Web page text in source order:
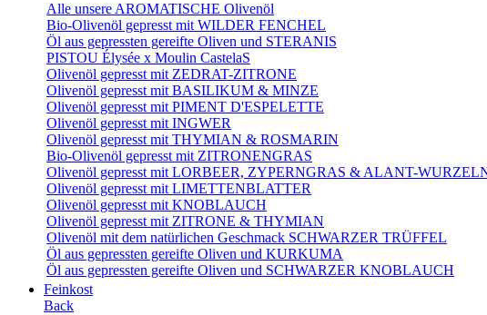
Alle unsere AROMATISCHE Olivenöl
Bio-Olivenöl gepresst mit WILDER FENCHEL
Öl aus gepressten gereifte Oliven und STERANIS
PISTOU Élysée x Moulin CastelaS
Olivenöl gepresst mit ZEDRAT-ZITRONE
Olivenöl gepresst mit BASILIKUM & MINZE
Olivenöl gepresst mit PIMENT D'ESPELETTE
Olivenöl gepresst mit INGWER
Olivenöl gepresst mit THYMIAN & ROSMARIN
Bio-Olivenöl gepresst mit ZITRONENGRAS
Olivenöl gepresst mit LORBEER, ZYPERNGRAS & ALANT-
Olivenöl gepresst mit LIMETTENBLATTER
Olivenöl gepresst mit KNOBLAUCH
Olivenöl gepresst mit ZITRONE & THYMIAN
Olivenöl mit dem natürlichen Geschmack SCHWARZER TRÜFFEL
Öl aus gepressten gereifte Oliven und KURKUMA
Öl aus gepressten gereifte Oliven und SCHWARZER KNOBLAUCH
Feinkost
Back